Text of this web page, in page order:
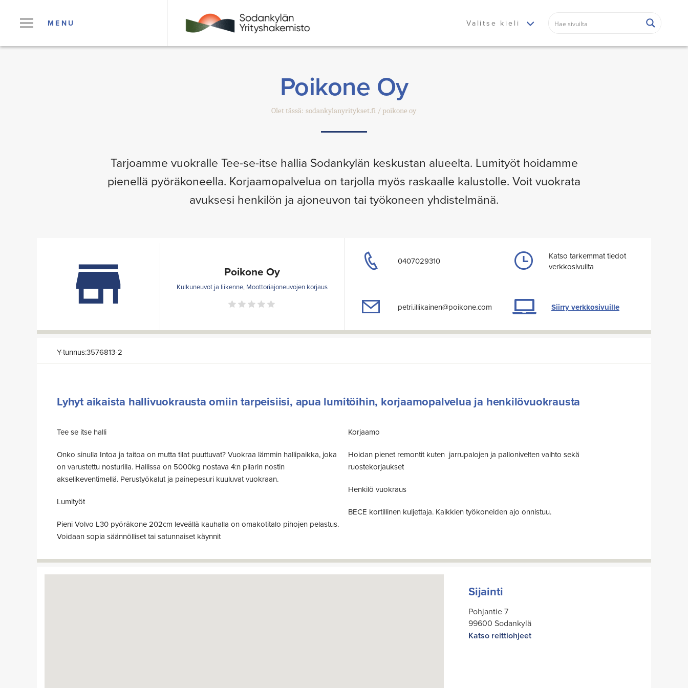
MENU Valitse kieli
Poikone Oy
Olet tässä: sodankylanyritykset.fi poikone oy
Tarjoamme vuokralle Tee-se-itse hallia Sodankylän keskustan alueelta. Lumityöt hoidamme
pienellä pyöräkoneella. Korjaamopalvelua on tarjolla myös raskaalle kalustolle. Voit vuokrata
avuksesi henkilön ja ajoneuvon tai työkoneen yhdistelmänä.
Poikone Oy
Kulkuneuvot ja liikenne, Moottoriajoneuvojen korjaus
0407029310
petri.illikainen@poikone.com
Katso tarkemmat tiedot
verkkosivuilta
Siirry verkkosivuille
Y-tunnus:3576813-2
Lyhyt aikaista hallivuokrausta omiin tarpeisiisi, apua lumitöihin, korjaamopalvelua ja henkilövuokrausta
Tee se itse halli
Onko sinulla Intoa ja taitoa on mutta tilat puuttuvat? Vuokraa lämmin hallipaikka, joka
on varustettu nosturilla. Hallissa on 5000kg nostava 4:n pilarin nostin
akselikeventimellä. Perustyökalut ja painepesuri kuuluvat vuokraan.
Lumityöt
Pieni Volvo L30 pyöräkone 202cm leveällä kauhalla on omakotitalo pihojen pelastus.
Voidaan sopia säännölliset tai satunnaiset käynnit
Korjaamo
Hoidan pienet remontit kuten jarrupalojen ja pallonivelten vaihto sekä
ruostekorjaukset
Henkilö vuokraus
BECE kortillinen kuljettaja. Kaikkien työkoneiden ajo onnistuu.
Sijainti
Pohjantie 7
99600 Sodankylä
Katso reittiohjeet